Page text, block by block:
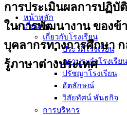
หน้าหลัก
เกี่ยวกับ
เกี่ยวกับโรงเรียน
ประวัติโรงเรียน
ตราประจำโรงเรียน
ปรัชญาโรงเรียน
อัตลักษณ์
วิสัยทัศน์ พันธกิจ
การบริหาร
การประเมินผลการปฏิบั
ในการพัฒนางาน ของข้
บุคลากรทางการศึกษา
รู้ภาษาต่างประเทศ